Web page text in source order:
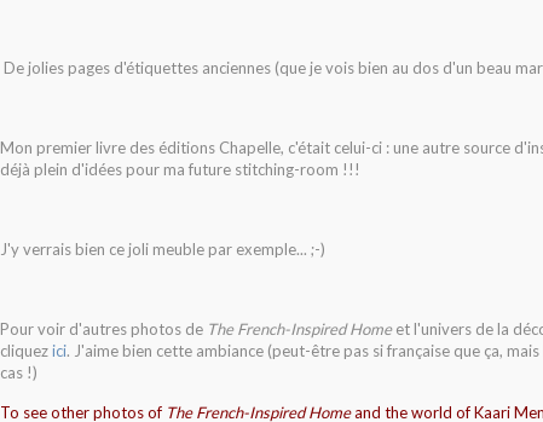
De jolies pages d'étiquettes anciennes (que je vois bien au dos d'un beau
Mon premier livre des éditions Chapelle, c'était celui-ci : une autre source
déjà plein d'idées pour ma future stitching-room !!!
J'y verrais bien ce joli meuble par exemple... ;-)
Pour voir d'autres photos de The French-Inspired Homeet l'univers de la
cliquezici. J'aime bien cette ambiance (peut-être pas si française que ça,
cas !)
To see other photos of The French-Inspired Homeand the world of Kaari